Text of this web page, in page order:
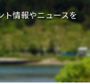
ト情報やニュースを